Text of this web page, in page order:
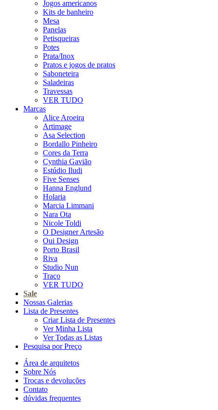
Jogos americanos
Kits de banheiro
Mesa
Panelas
Petisqueiras
Potes
Prata/Inox
Pratos e jogos de pratos
Saboneteira
Saladeiras
Travessas
VER TUDO
Marcas
Alice Aroeira
Artimage
Asa Selection
Bordallo Pinheiro
Cores da Terra
Cynthia Gavião
Estúdio Iludi
Five Senses
Hanna Englund
Holaria
Marcia Limmani
Nara Ota
Nicole Toldi
O Designer Artesão
Oui Design
Porto Brasil
Riva
Studio Nun
Traço
VER TUDO
Sale
Nossas Galerias
Lista de Presentes
Criar Lista de Presentes
Ver Minha Lista
Ver Todas as Listas
Pesquisa por Preço
Área de arquitetos
Sobre Nós
Trocas e devoluções
Contato
dúvidas frequentes